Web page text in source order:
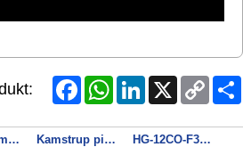
FacebookWhatsAppLinkedInX
Copy
Link
Kamstrup modul xx3 LoRaWan, inputs (In-A, In-B), 868 MHz Kamstrup pit antenna version I-EU, 2m + kroužek flowIQ2200 HG-12CO-F3SS-10HD Vodoměr DN15, T50, 868MHZ LORAWAN